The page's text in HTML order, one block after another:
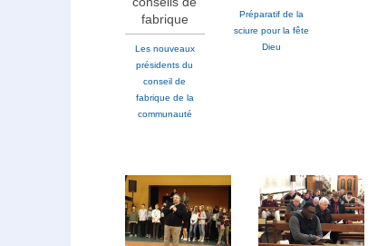
fabrique
Les nouveaux
présidents du
conseil de
fabrique de la
communauté
Préparatif de la
sciure pour la fête
Dieu